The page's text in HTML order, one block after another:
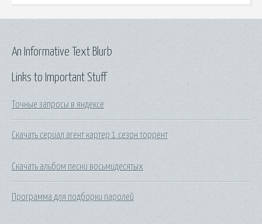
Links to Important Stuff
Точные запросы в яндексе
Скачать сериал агент картер 1 сезон торрент
Скачать альбом песни восьмидесятых
Программа для подборки паролей
An Informative Text Blurb